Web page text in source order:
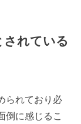
れている
られており必
倒に感じるこ